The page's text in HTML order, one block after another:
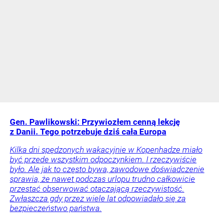
Gen. Pawlikowski: Przywiozłem cenną lekcję
z Danii. Tego potrzebuje dziś cała Europa
Kilka dni spędzonych wakacyjnie w Kopenhadze miało
być przede wszystkim odpoczynkiem. I rzeczywiście
było. Ale jak to często bywa, zawodowe doświadczenie
sprawia, że nawet podczas urlopu trudno całkowicie
przestać obserwować otaczającą rzeczywistość.
Zwłaszcza gdy przez wiele lat odpowiadało się za
bezpieczeństwo państwa.